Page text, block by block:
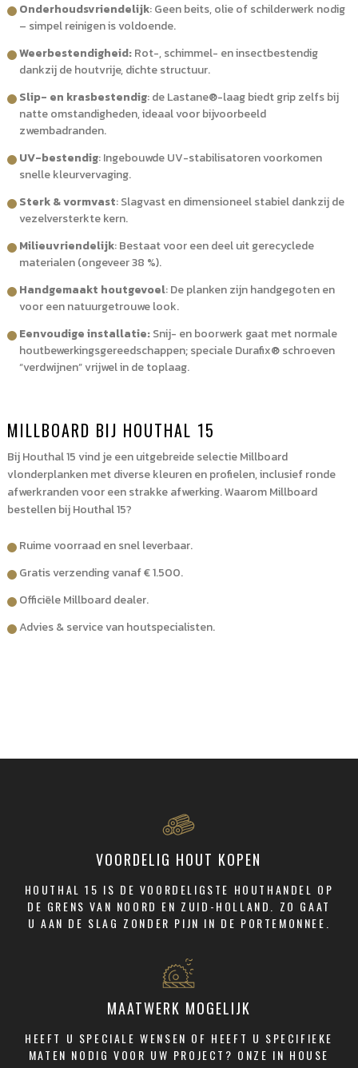
Onderhoudsvriendelijk: Geen beits, olie of schilderwerk nodig
– simpel reinigen is voldoende.
Weerbestendigheid:Rot-, schimmel- en insectbestendig
dankzij de houtvrije, dichte structuur.
Slip- en krasbestendig: de Lastane®-laag biedt grip zelfs bij
natte omstandigheden, ideaal voor bijvoorbeeld
zwembadranden.
UV-bestendig: Ingebouwde UV-stabilisatoren voorkomen
snelle kleurvervaging.
Sterk & vormvast: Slagvast en dimensioneel stabiel dankzij de
vezelversterkte kern.
Milieuvriendelijk: Bestaat voor een deel uit gerecyclede
materialen (ongeveer 38 %).
Handgemaakt houtgevoel: De planken zijn handgegoten en
voor een natuurgetrouwe look.
Eenvoudige installatie:Snij- en boorwerk gaat met normale
houtbewerkingsgereedschappen; speciale Durafix® schroeven
“verdwijnen” vrijwel in de toplaag.
MILLBOARD BIJ HOUTHAL 15
Bij Houthal 15 vind je een uitgebreide selectie Millboard
vlonderplanken met diverse kleuren en profielen, inclusief ronde
afwerkranden voor een strakke afwerking. Waarom Millboard
bestellen bij Houthal 15?
Ruime voorraad en snel leverbaar.
Gratis verzending vanaf € 1.500.
Officiële Millboard dealer.
Advies & service van houtspecialisten.
VOORDELIG HOUT KOPEN
HOUTHAL 15 IS DE VOORDELIGSTE HOUTHANDEL OP
DE GRENS VAN NOORD EN ZUID-HOLLAND. ZO GAAT
U AAN DE SLAG ZONDER PIJN IN DE PORTEMONNEE.
MAATWERK MOGELIJK
HEEFT U SPECIALE WENSEN OF HEEFT U SPECIFIEKE
MATEN NODIG VOOR UW PROJECT? ONZE IN HOUSE